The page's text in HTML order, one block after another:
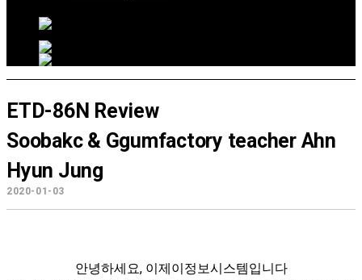
ETD-86N Review
Soobakc & Ggumfactory teacher Ahn
Hyun Jung
2020-01-03
안녕하세요, 이제이정보시스템입니다